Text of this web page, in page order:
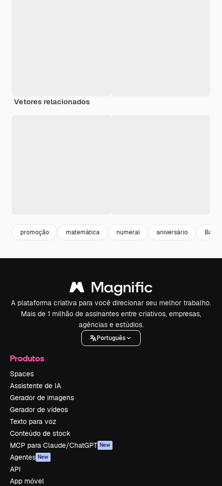
Vetores relacionados
promoção matemática numeral aniversário
A plataforma criativa para você direcionar seu melhor trabalho.
Mais de 1 milhão de assinantes entre criativos, empresas,
agências e estúdios.
Português
Produtos
Spaces
Assistente de IA
Gerador de imagens
Gerador de vídeos
Texto para voz
Conteúdo de stock
MCP para Claude/ChatGPT New
Agentes New
API
App móvel